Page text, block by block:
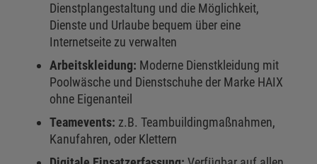
Dienstplangestaltung und die Möglichkeit,
Dienste und Urlaube bequem über eine
Internetseite zu verwalten
Arbeitskleidung: Moderne Dienstkleidung mit
Poolwäsche und Dienstschuhe der Marke HAIX
ohne Eigenanteil
Teamevents: z.B. Teambuildingmaßnahmen,
Kanufahren, oder Klettern